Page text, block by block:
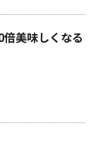
倍美味しくなる